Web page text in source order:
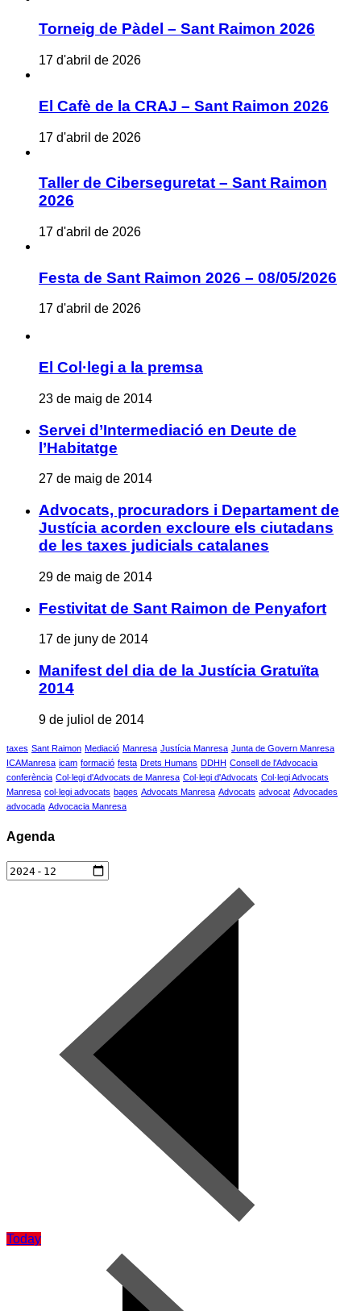
Torneig de Pàdel – Sant Raimon 2026
17 d'abril de 2026
El Cafè de la CRAJ – Sant Raimon 2026
17 d'abril de 2026
Taller de Ciberseguretat – Sant Raimon
2026
17 d'abril de 2026
Festa de Sant Raimon 2026 – 08/05/2026
17 d'abril de 2026
El Col·legi a la premsa
23 de maig de 2014
Servei d’Intermediació en Deute de
l’Habitatge
27 de maig de 2014
Advocats, procuradors i Departament de
Justícia acorden excloure els ciutadans
de les taxes judicials catalanes
29 de maig de 2014
Festivitat de Sant Raimon de Penyafort
17 de juny de 2014
Manifest del dia de la Justícia Gratuïta
2014
9 de juliol de 2014
taxes Sant Raimon Mediació Manresa Justícia Manresa Junta de Govern Manresa
ICAManresa icam formació festa Drets Humans DDHH Consell de l'Advocacia
conferència Col·legi d'Advocats de Manresa Col·legi d'Advocats Col·legi Advocats
Manresa col·legi advocats bages Advocats Manresa Advocats advocat Advocades
advocada Advocacia Manresa
Agenda
Today